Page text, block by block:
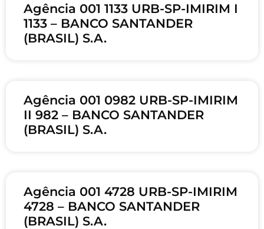
Agência 001 1133 URB-SP-IMIRIM I
1133 – BANCO SANTANDER
(BRASIL) S.A.
Agência 001 0982 URB-SP-IMIRIM
II 982 – BANCO SANTANDER
(BRASIL) S.A.
Agência 001 4728 URB-SP-IMIRIM
4728 – BANCO SANTANDER
(BRASIL) S.A.